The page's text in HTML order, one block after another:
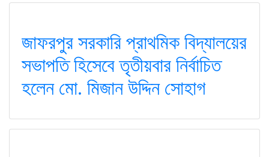
জাফরপুর সরকারি প্রাথমিক বিদ্যালয়ের
সভাপতি হিসেবে তৃতীয়বার নির্বাচিত
হলেন মো. মিজান উদ্দিন সোহাগ